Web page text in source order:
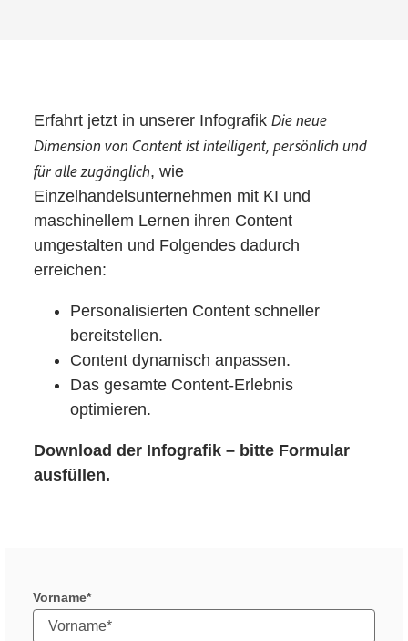
Erfahrt jetzt in unserer InfografikDie neue
Dimension von Content ist intelligent, persönlich und
für alle zugänglich, wie
Einzelhandelsunternehmen mit KI und
maschinellem Lernen ihren Content
umgestalten und Folgendes dadurch
erreichen:
Personalisierten Content schneller
bereitstellen.
Content dynamisch anpassen.
Das gesamte Content-Erlebnis
optimieren.
Download der Infografik – bitte Formular
ausfüllen.
Vorname